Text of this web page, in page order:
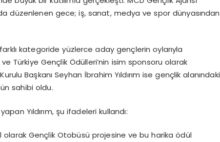
düzenlenen gece; iş, sanat, medya ve spor dünyasından
kategoride yüzlerce aday gençlerin oylarıyla
Türkiye Gençlik Ödülleri’nin isim sponsoru olarak
Başkanı Seyhan İbrahim Yıldırım ise gençlik alanındaki
sahibi oldu.
Yıldırım, şu ifadeleri kullandı:
Gençlik Otobüsü projesine ve bu harika ödül